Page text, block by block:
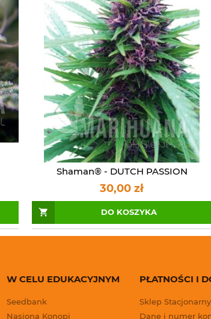
Shaman® - DUTCH PASSION
30,00 zł
DO KOSZYKA
W CELU EDUKACYJNYM
Seedbank
Nasiona Konopi
PŁATNOŚCI I
Sklep Stacjonarny
Dane i numer